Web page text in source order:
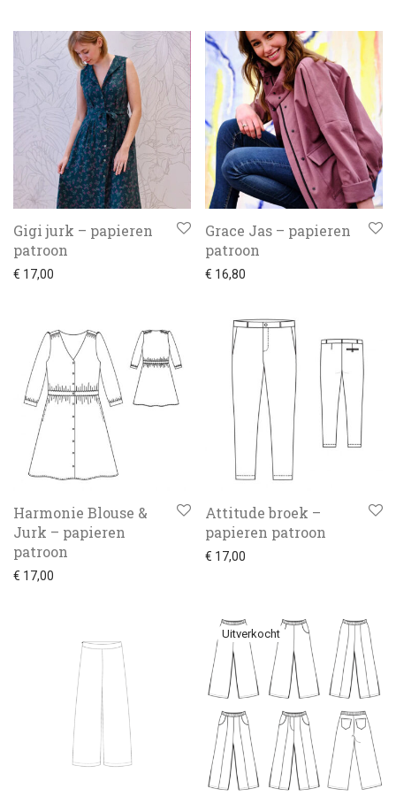
Gigi jurk – papieren
patroon
€ 17,00
Grace Jas – papieren
patroon
€ 16,80
Harmonie Blouse &
Jurk – papieren
patroon
€ 17,00
Attitude broek –
papieren patroon
€ 17,00